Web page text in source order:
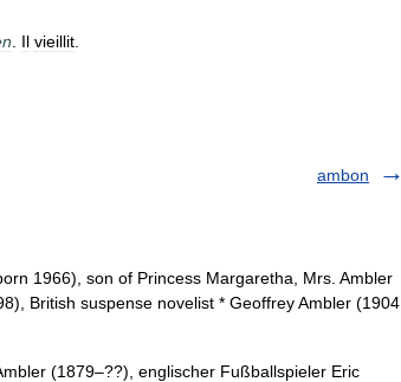
Il vieillit
ambon
1966), son of Princess Margaretha, Mrs. Ambler
British suspense novelist * Geoffrey Ambler (1904
(1879–??), englischer Fußballspieler Eric